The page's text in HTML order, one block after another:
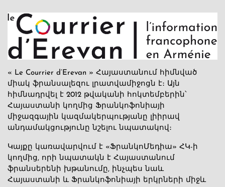
« Le Courrier d’Erevan » Հայաստանում հիմնված
միակ ֆրանսալեզու լրատվամիջոցն է։ Այն
հիմնադրվել է 2012 թվականի հոկտեմբերին՝
Հայաստանի կողմից Ֆրանկոֆոնիայի
միջազգային կազմակերպությանը լիիրավ
անդամակցությունը նշելու նպատակով։
Կայքը կառավարվում է «ՖրանկոՄեդիա» ՀԿ-ի
կողմից, որի նպատակն է Հայաստանում
ֆրանսերենի խթանումը, ինչպես նաև
Հայաստանի և Ֆրանկոֆոնիայի երկրների միջև